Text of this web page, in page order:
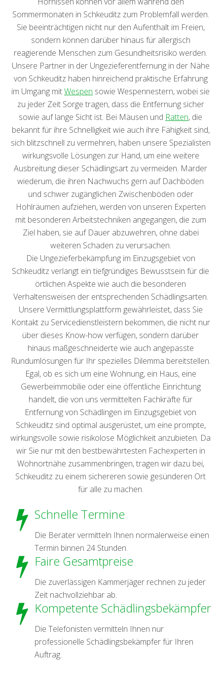
Sommermonaten in Schkeuditz zum Problemfall werden.
Sie beeinträchtigen nicht nur den Aufenthalt im Freien,
sondern können darüber hinaus für allergisch
reagierende Menschen zum Gesundheitsrisiko werden.
Unsere Partner in der Ungezieferentfernung in der Nähe
von Schkeuditz haben hinreichend praktische Erfahrung
im Umgang mitWespen sowie Wespennestern, wobei sie
zu jeder Zeit Sorge tragen, dass die Entfernung sicher
sowie auf lange Sicht ist. Bei Mäusen und Ratten, die
bekannt für ihre Schnelligkeit wie auch ihre Fähigkeit sind,
sich blitzschnell zu vermehren, haben unsere Spezialisten
wirkungsvolle Lösungen zur Hand, um eine weitere
Ausbreitung dieser Schädlingsart zu vermeiden. Marder
wiederum, die ihren Nachwuchs gern auf Dachböden
und schwer zugänglichen Zwischenböden oder
Hohlräumen aufziehen, werden von unseren Experten
mit besonderen Arbeitstechniken angegangen, die zum
Ziel haben, sie auf Dauer abzuwehren, ohne dabei
weiteren Schaden zu verursachen.
Die Ungezieferbekämpfung im Einzugsgebiet von
Schkeuditz verlangt ein tiefgründiges Bewusstsein für die
örtlichen Aspekte wie auch die besonderen
Verhaltensweisen der entsprechenden Schädlingsarten.
Unsere Vermittlungsplattform gewährleistet, dass Sie
Kontakt zu Servicedienstleistern bekommen, die nicht nur
über dieses Know-how verfügen, sondern darüber
hinaus maßgeschneiderte wie auch angepasste
Rundumlösungen für Ihr spezielles Dilemma bereitstellen.
Egal, ob es sich um eine Wohnung, ein Haus, eine
Gewerbeimmobilie oder eine öffentliche Einrichtung
handelt, die von uns vermittelten Fachkräfte für
Entfernung von Schädlingen im Einzugsgebiet von
Schkeuditz sind optimal ausgerüstet, um eine prompte,
wirkungsvolle sowie risikolose Möglichkeit anzubieten. Da
wir Sie nur mit den bestbewährtesten Fachexperten in
Wohnortnähe zusammenbringen, tragen wir dazu bei,
Schkeuditz zu einem sichereren sowie gesünderen Ort
für alle zu machen.
Schnelle Termine
Die Berater vermitteln Ihnen normalerweise einen
Termin binnen 24 Stunden.
Faire Gesamtpreise
Die zuverlässigen Kammerjäger rechnen zu jeder
Zeit nachvollziehbar ab.
Kompetente Schädlingsbekämpfer
Die Telefonisten vermitteln Ihnen nur
professionelle Schädlingsbekämpfer für Ihren
Auftrag.